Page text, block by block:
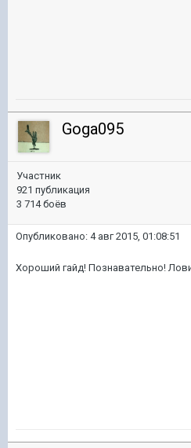
Goga095
Участник
921 публикация
3 714 боёв
Опубликовано: 4 авг 2015, 01:08:51
Хороший гайд! Познавательно!